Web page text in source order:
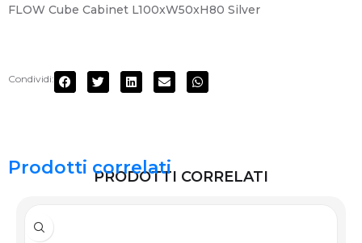
FLOW Cube Cabinet L100xW50xH80 Silver
Condividi:
PRODOTTI CORRELATI
Prodotti correlati